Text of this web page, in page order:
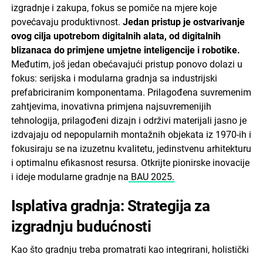
izgradnje i zakupa, fokus se pomiče na mjere koje
povećavaju produktivnost. Jedan pristup je ostvarivanje
ovog cilja upotrebom digitalnih alata, od digitalnih
blizanaca do primjene umjetne inteligencije i robotike.
Međutim, još jedan obećavajući pristup ponovo dolazi u
fokus: serijska i modularna gradnja sa industrijski
prefabriciranim komponentama. Prilagođena suvremenim
zahtjevima, inovativna primjena najsuvremenijih
tehnologija, prilagođeni dizajn i održivi materijali jasno je
izdvajaju od nepopularnih montažnih objekata iz 1970-ih i
fokusiraju se na izuzetnu kvalitetu, jedinstvenu arhitekturu
i optimalnu efikasnost resursa. Otkrijte pionirske inovacije
i ideje modularne gradnje na BAU 2025.
Isplativa gradnja: Strategija za
izgradnju budućnosti
Kao što gradnju treba promatrati kao integrirani, holistički